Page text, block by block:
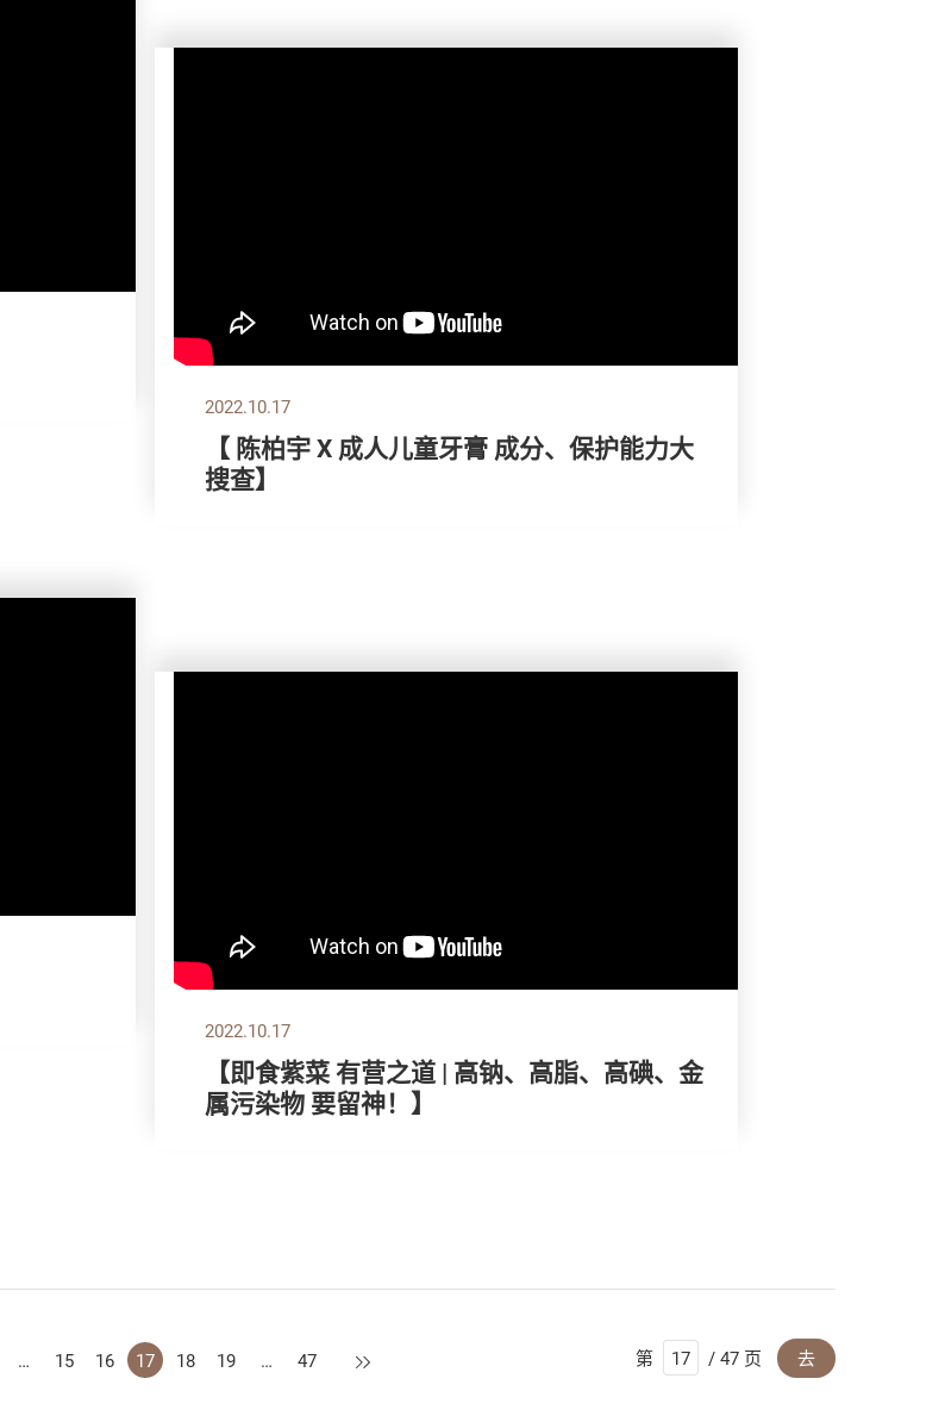
2022.10.17
【 陈柏宇 X 成人儿童牙膏 成分、保护能力大
搜查】
2022.10.17
【即食紫菜 有营之道 | 高钠、高脂、高碘、金
属污染物 要留神！】
… 15 16 17 18 19 … 47 下一页 第 / 47 页 去